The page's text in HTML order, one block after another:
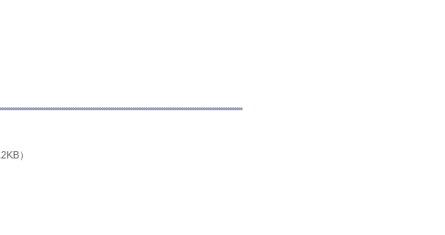
）